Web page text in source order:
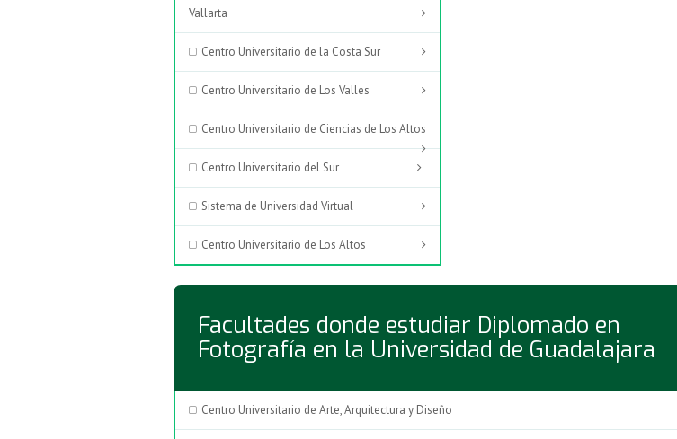
Vallarta
Centro Universitario de la Costa Sur
Centro Universitario de Los Valles
Centro Universitario de Ciencias de Los Altos
Centro Universitario del Sur
Sistema de Universidad Virtual
Centro Universitario de Los Altos
Facultades donde estudiar Diplomado en
Fotografía en la Universidad de Guadalajara
Centro Universitario de Arte, Arquitectura y Diseño